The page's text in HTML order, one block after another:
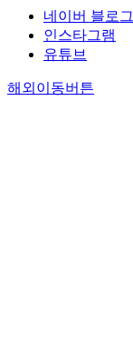
네이버 블로그
인스타그램
유튜브
해외이동버튼